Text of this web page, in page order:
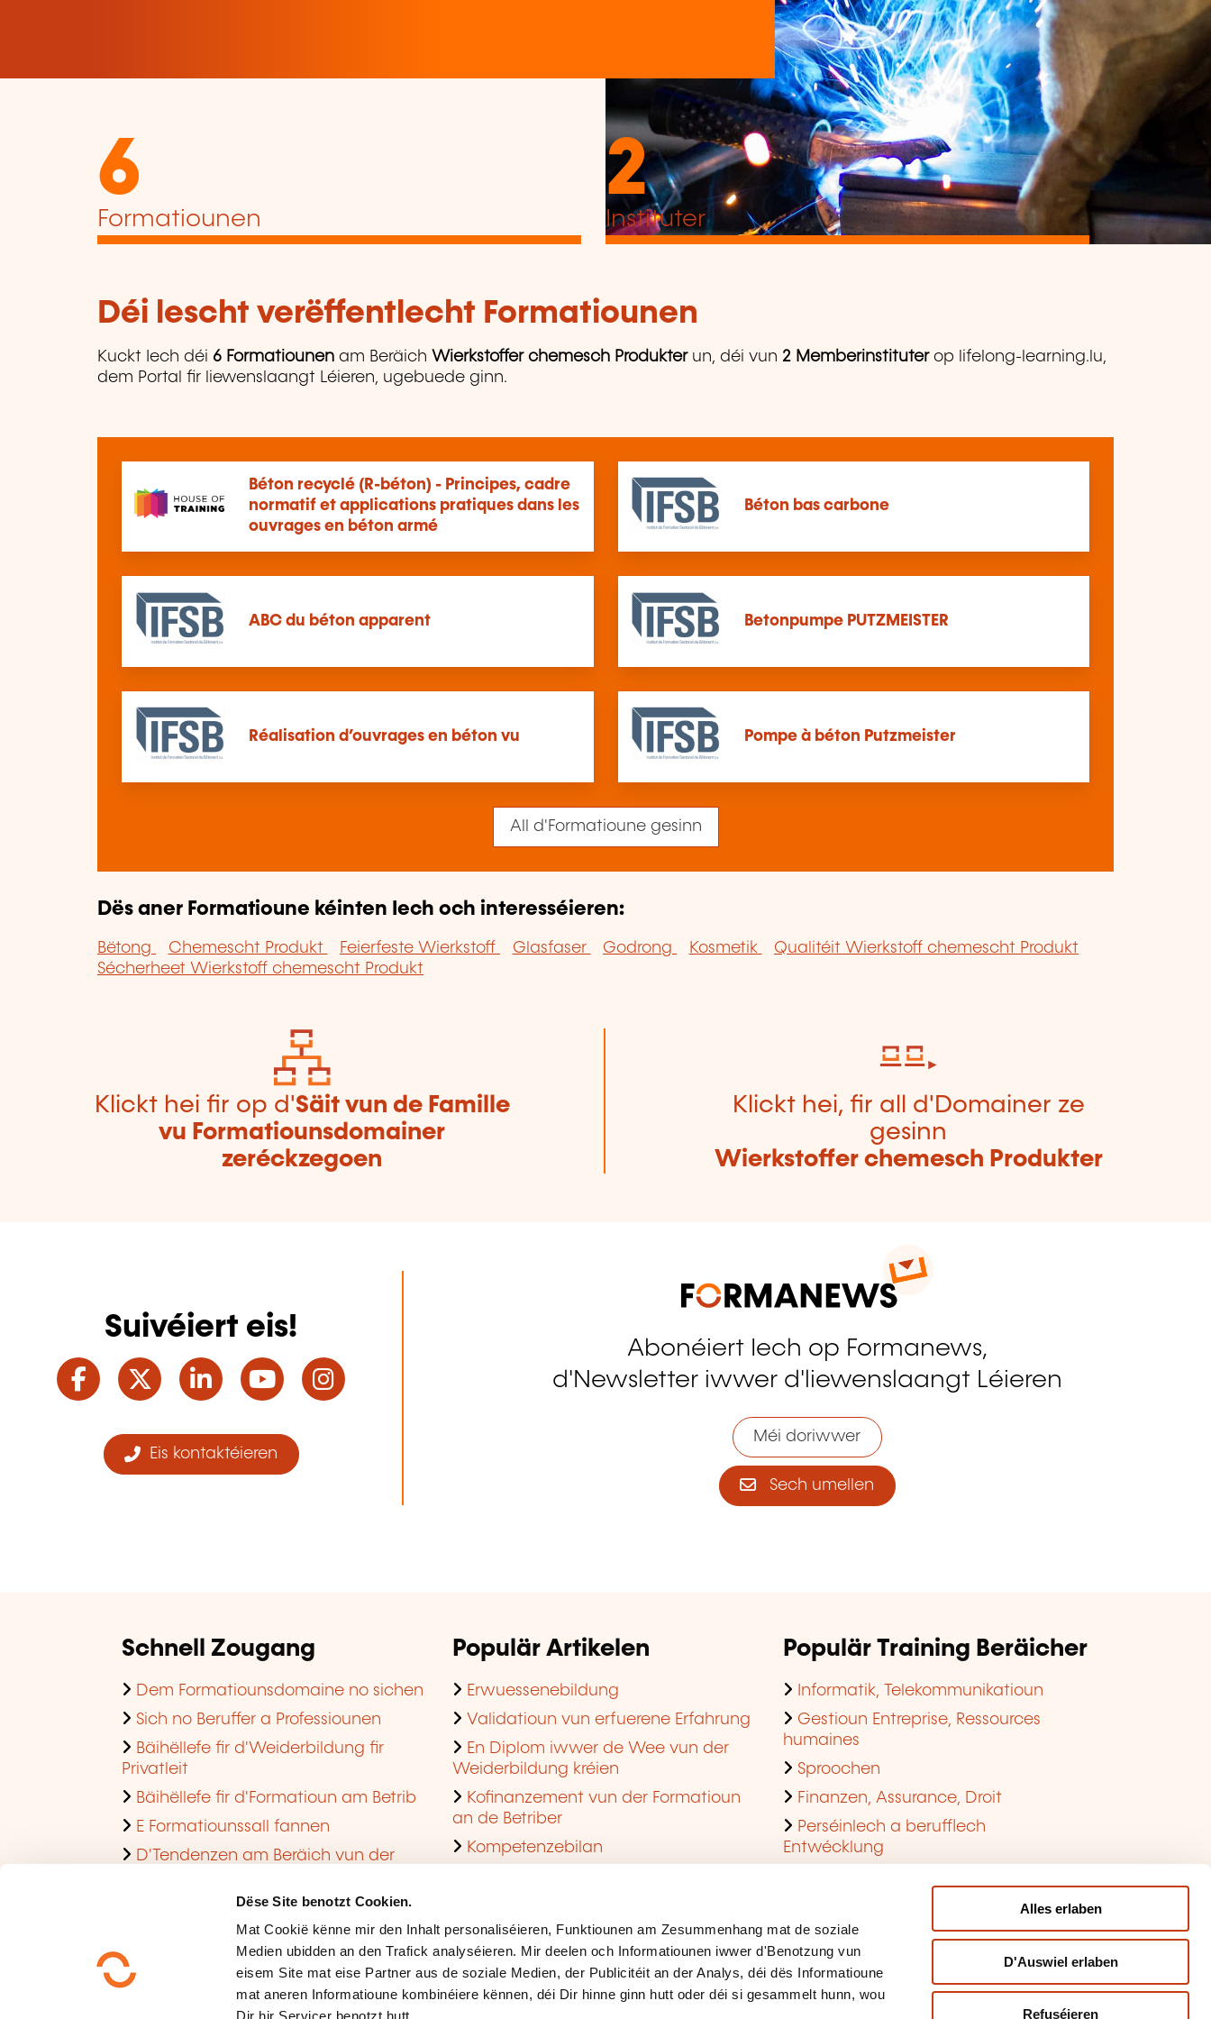
Dëse Site benotzt Cookien.
Mat Cookië kënne mir den Inhalt personaliséieren, Funktiounen am Zesummenhang mat de soziale
Medien ubidden an den Trafick analyséieren. Mir deelen och Informatiounen iwwer d'Benotzung vun
eisem Site mat eise Partner aus de soziale Medien, der Publicitéit an der Analys, déi dës Informatioune
mat aneren Informatioune kombinéiere kënnen, déi Dir hinne ginn hutt oder déi si gesammelt hunn, wou
Alles erlaben
D'Auswiel erlaben
Refuséieren
6
Formatiounen
2
Instituter
Déi lescht verëffentlecht Formatiounen
Kuckt Iech déi 6 Formatiounen am Beräich Wierkstoffer chemesch Produkterun, déi vun 2 Memberinstituter op lifelong-learning.lu,
dem Portal fir liewenslaangt Léieren, ugebuede ginn.
Béton recyclé (R-béton) - Principes, cadre
normatif et applications pratiques dans les
ouvrages en béton armé
Béton bas carbone
ABC du béton apparent Betonpumpe PUTZMEISTER
Réalisation d’ouvrages en béton vu Pompe à béton Putzmeister
All d'Formatioune gesinn
Dës aner Formatioune kéinten Iech och interesséieren:
Bëtong Chemescht Produkt Feierfeste Wierkstoff Glasfaser Godrong Kosmetik
Qualitéit Wierkstoff chemescht Produkt
Sécherheet Wierkstoff chemescht Produkt
Klickt hei fir op d'Säit vun de Famille
vu Formatiounsdomainer
zeréckzegoen
Klickt hei, fir all d'Domainer ze
gesinn
Wierkstoffer chemesch Produkter
Suivéiert eis!
Facebook
TwitterLinkedInYouTube
Eis kontaktéieren
Abonéiert Iech op Formanews,
d'Newsletter iwwer d'liewenslaangt Léieren
Méi doriwwer
Sech umellen
Schnell Zougang
Dem Formatiounsdomaine no sichen
Sich no Beruffer a Professiounen
Bäihëllefe fir d'Weiderbildung fir
Privatleit
Bäihëllefe fir d'Formatioun am Betrib
E Formatiounssall fannen
D'Tendenzen am Beräich vun der
Populär Artikelen
Erwuessenebildung
Validatioun vun erfuerene Erfahrung
En Diplom iwwer de Wee vun der
Weiderbildung kréien
Kofinanzement vun der Formatioun
an de Betriber
Kompetenzebilan
Populär Training Beräicher
Informatik, Telekommunikatioun
Gestioun Entreprise, Ressources
humaines
Sproochen
Finanzen, Assurance, Droit
Perséinlech a berufflech
Entwécklung